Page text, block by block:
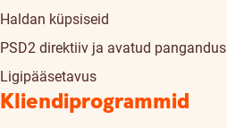
Haldan küpsiseid
PSD2 direktiiv ja avatud pangandus
Ligipääsetavus
Kliendiprogrammid